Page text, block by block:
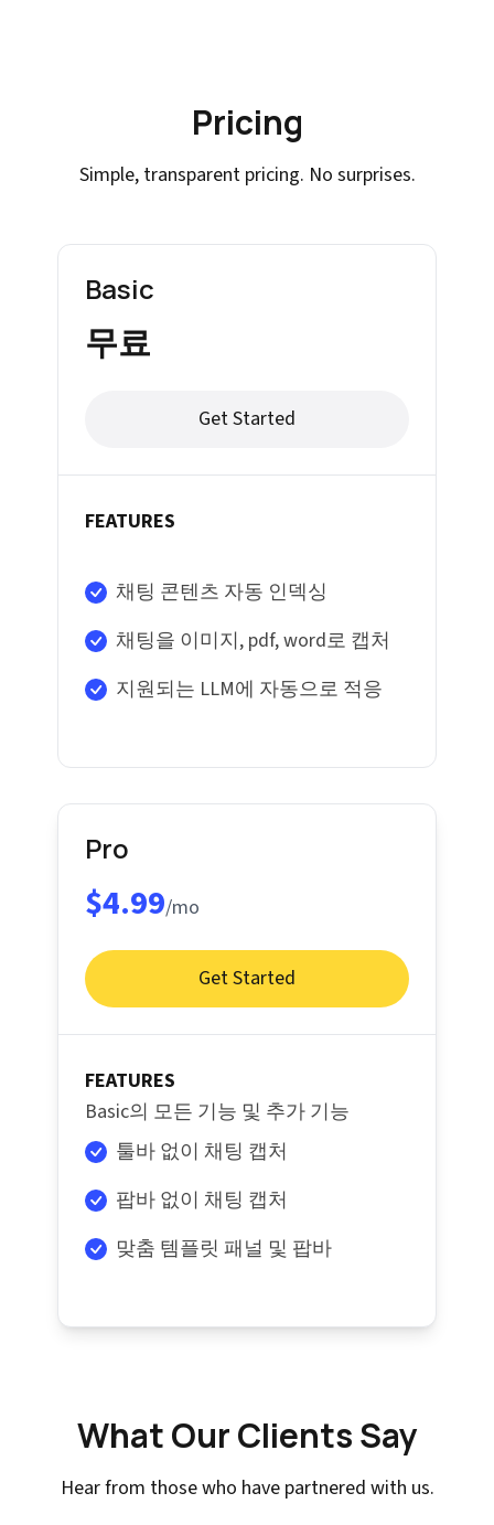
Pricing
Simple, transparent pricing. No surprises.
Basic
무료
Get Started
FEATURES
채팅 콘텐츠 자동 인덱싱
채팅을 이미지, pdf, word로 캡처
지원되는 LLM에 자동으로 적응
Pro
$4.99/mo
Get Started
FEATURES
Basic의 모든 기능 및 추가 기능
툴바 없이 채팅 캡처
팝바 없이 채팅 캡처
맞춤 템플릿 패널 및 팝바
What Our Clients Say
Hear from those who have partnered with us.